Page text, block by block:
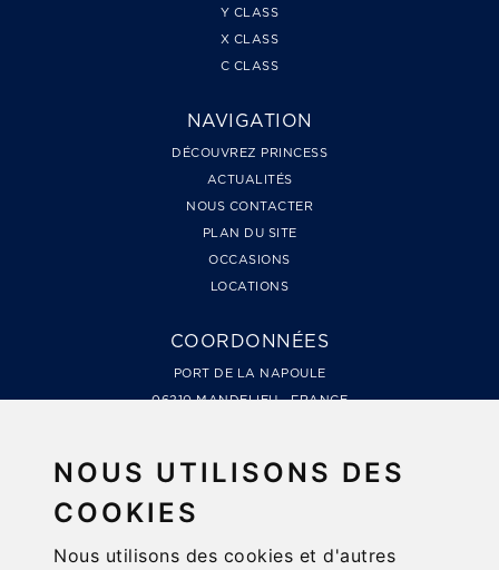
NOUS UTILISONS DES
COOKIES
Nous utilisons des cookies et d'autres
Y CLASS
X CLASS
C CLASS
NAVIGATION
DÉCOUVREZ PRINCESS
ACTUALITÉS
NOUS CONTACTER
PLAN DU SITE
OCCASIONS
LOCATIONS
COORDONNÉES
PORT DE LA NAPOULE
06210 MANDELIEU - FRANCE
83310 COGOLIN - FRANCE
TÉL. +33 4 94 79 78 48
NEWSLETTER